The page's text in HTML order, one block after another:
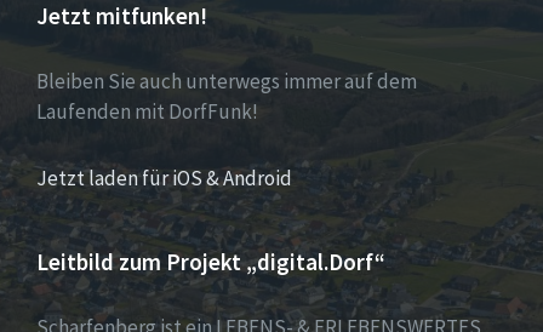
Jetzt mitfunken!
Bleiben Sie auch unterwegs immer auf dem
Laufenden mit DorfFunk!
Jetzt laden für iOS & Android
Leitbild zum Projekt „digital.Dorf“